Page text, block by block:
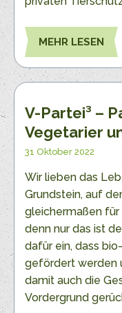
MEHR LESEN
V-Partei³ –
Vegetarier
31 Oktober 2022
Wir lieben das
Grundstein, auf
gleichermaßen
denn nur das ist
dafür ein, dass
gefördert werden
damit auch die
Vordergrund